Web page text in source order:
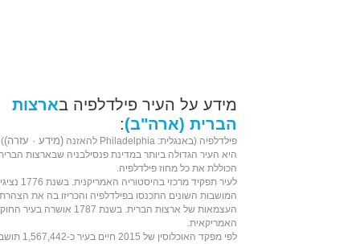
מידע על העיר פילדלפיה בארצות
הברית (ארה"ב):
פילדלפיה (באנגלית: Philadelphia להאזנה (מידע · עזרה)
)
היא העיר הגדולה ביותר במדינת פנסילבניה שבארצות
הכוללת את כל מחוז פילדלפיה.
לעיר תפקיד מרכזי בהיסטוריה האמריקנית. בשנת 1776 נציגי
המושבות השונים התכנסו בפילדלפיה והכריזו בה את הצהרת
העצמאות של ארצות הברית. בשנת 1787 אושרה בעיר
האמריקאית.
לפי מפקד האוכלוסין של 2015
חיים בעיר כ-